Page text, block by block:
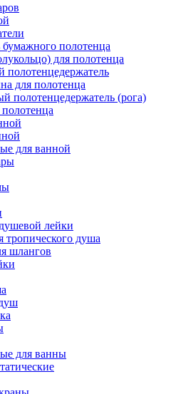
бумажного полотенца
для полотенца
полотенцедержатель
для полотенца
полотенцедержатель (рога)
для ванной
лейки
душа
шлангов
для ванны